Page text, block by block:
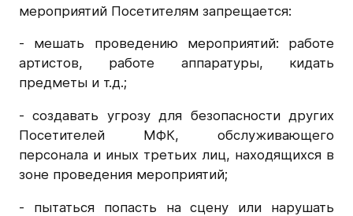
мероприятий Посетителям запрещается:
- мешать проведению мероприятий: работе
артистов, работе аппаратуры, кидать
предметы и т.д.;
- создавать угрозу для безопасности других
Посетителей МФК, обслуживающего
персонала и иных третьих лиц, находящихся в
зоне проведения мероприятий;
- пытаться попасть на сцену или нарушать